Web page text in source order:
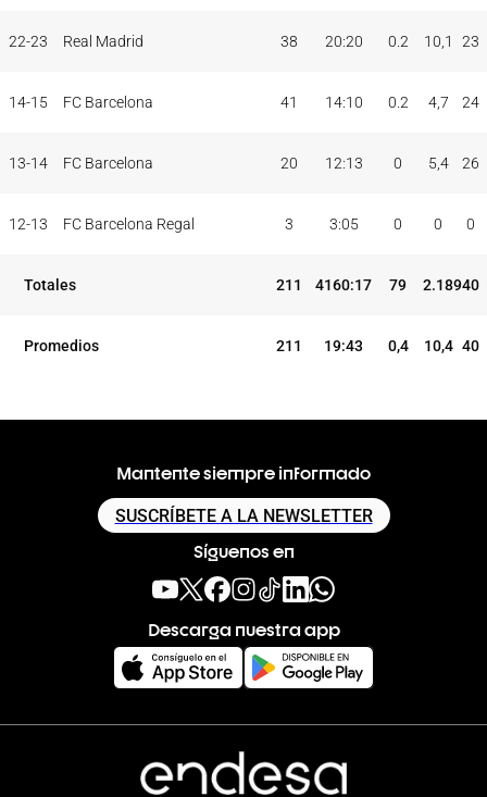
22-23 Real Madrid 38 20:20 0.2 10,1 23
14-15 FC Barcelona 41 14:10 0.2 4,7 24
13-14 FC Barcelona 20 12:13 0 5,4 26
12-13 FC Barcelona Regal 3 3:05 0 0 0
Totales 211 4160:17 79 2.18940
Promedios 211 19:43 0,4 10,4 40
Mantente siempre informado
SUSCRÍBETE A LA NEWSLETTER
Síguenos en
Descarga nuestra app